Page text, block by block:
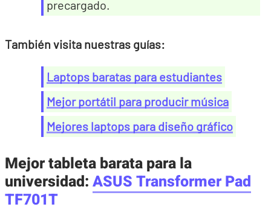
precargado.
También visita nuestras guías:
Laptops baratas para estudiantes
Mejor portátil para producir música
Mejores laptops para diseño gráfico
Mejor tableta barata para la
universidad:ASUS Transformer Pad
TF701T